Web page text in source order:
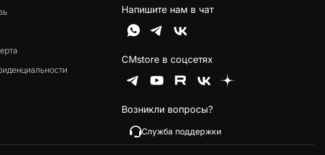
Напишите нам в чат
CMstore в соцсетях
Возникли вопросы?
Служба поддержки